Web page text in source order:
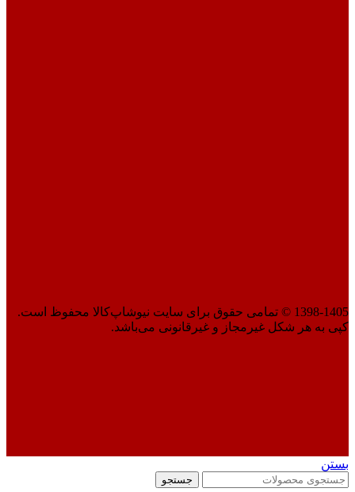
1398-1405 © تمامی حقوق برای سایت نیوشاپ‌کالا محفوظ است.
کپی به هر شکل غیرمجاز و غیرقانونی می‌باشد.
بستن
جستجو